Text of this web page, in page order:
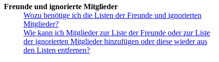
Freunde und ignorierte Mitglieder
Wozu benötige ich die Listen der Freunde und ignorierten
Mitglieder?
Wie kann ich Mitglieder zur Liste der Freunde oder zur Liste
der ignorierten Mitglieder hinzufügen oder diese wieder aus
den Listen entfernen?